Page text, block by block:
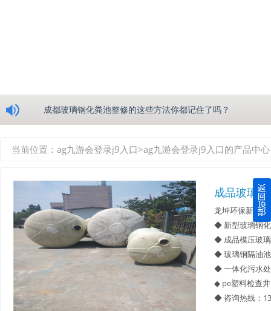
成都玻璃钢化粪池整修的这些方法你都记住了吗？
四川玻璃钢化粪池逐渐取代传统玻璃钢化粪池的这几点原因
关于重庆玻璃钢化粪池的这些基础知识你都记住了吗？
四川玻璃钢化粪池选购时应该如何进行挑选？
在安装绵阳玻璃钢化粪池时可能遇到这些难题
当前位置： ag九游会登录j9入口>ag九游会登录j9入口的产品中心
成品玻璃
龙坤环保新型
◆ 新型玻璃钢
◆ 成品模压玻
◆ 玻璃钢隔油池
◆ 一体化污水
◆ pe塑料检查井
◆ 咨询热线：